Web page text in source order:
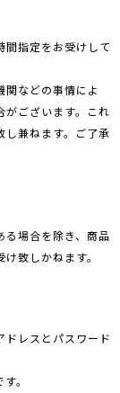
指定をお受けして
などの事情によ
がございます。これ
し兼ねます。ご了承
る場合を除き、商品
致しかねます。
ドレスとパスワード
。